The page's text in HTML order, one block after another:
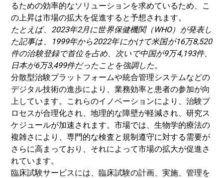
るための効率的なソリューションを求めているため、こ
の上昇は市場の拡大を促進すると予想されます。
たとえば、2023年2月に世界保健機関（WHO）が発表し
た記事は、1999年から2022年にかけて米国が16万8,520
件の治験登録で首位を占め、次いで中国が9万4,193件、
日本が6万3,499件だったことを強調した。
分散型治験プラットフォームや統合管理システムなどの
デジタル技術の進歩により、業務効率と患者の参加が向
上しています。これらのイノベーションにより、治験プ
ロセスが合理化され、地理的な障壁が軽減され、研究ス
ケジュールが加速されます。市場では、生物学的療法の
複雑さにより、専門的な検査と規制遵守に対する需要が
さらに高まっており、それによって市場の拡大が促進さ
れています。
臨床試験サービスには、臨床試験の計画、実施、管理を